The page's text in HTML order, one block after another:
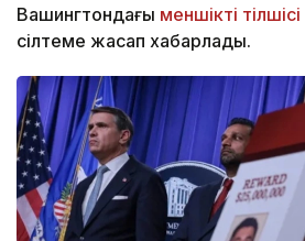
Вашингтондағы меншікті тілшісі
сілтеме жасап хабарлады.